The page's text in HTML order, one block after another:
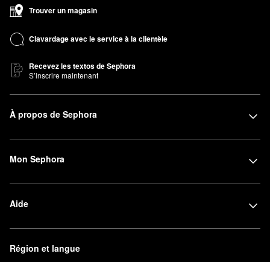
Trouver un magasin
Clavardage avec le service à la clientèle
Recevez les textos de Sephora
S’inscrire maintenant
À propos de Sephora
Mon Sephora
Aide
Région et langue